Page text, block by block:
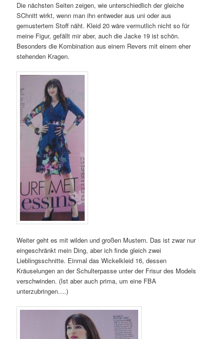
Die nächsten Seiten zeigen, wie unterschiedlich der gleiche
SChnitt wirkt, wenn man ihn entweder aus uni oder aus
gemustertem Stoff näht. Kleid 20 wäre vermutlich nicht so für
meine Figur, gefällt mir aber, auch die Jacke 19 ist schön.
Besonders die Kombination aus einem Revers mit einem eher
stehenden Kragen.
Weiter geht es mit wilden und großen Mustern. Das ist zwar nur
eingeschränkt mein Ding, aber ich finde gleich zwei
Lieblingsschnitte. Einmal das Wickelkleid 16, dessen
Kräuselungen an der Schulterpasse unter der Frisur des Models
verschwinden. (Ist aber auch prima, um eine FBA
unterzubringen….)